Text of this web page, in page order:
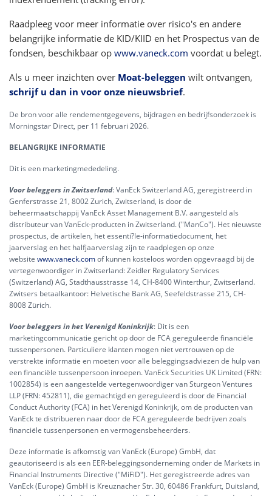
Raadpleeg voor meer informatie over risico's en andere
belangrijke informatie de KID/KIID en het Prospectus van de
fondsen, beschikbaar op www.vaneck.com voordat u belegt.
Als u meer inzichten over Moat-beleggen wilt ontvangen,
schrijf u dan in voor onze nieuwsbrief.
De bron voor alle rendementgegevens, bijdragen en bedrijfsonderzoek is
Morningstar Direct, per 11 februari 2026.
BELANGRIJKE INFORMATIE
Dit is een marketingmededeling.
Voor beleggers in Zwitserland: VanEck Switzerland AG, geregistreerd in
Genferstrasse 21, 8002 Zurich, Zwitserland, is door de
beheermaatschappij VanEck Asset Management B.V. aangesteld als
distributeur van VanEck-producten in Zwitserland. ("ManCo"). Het nieuwste
prospectus, de artikelen, het essenti?le-informatiedocument, het
jaarverslag en het halfjaarverslag zijn te raadplegen op onze
website www.vaneck.comof kunnen kosteloos worden opgevraagd bij de
vertegenwoordiger in Zwitserland: Zeidler Regulatory Services
(Switzerland) AG, Stadthausstrasse 14, CH-8400 Winterthur, Zwitserland.
Zwitsers betaalkantoor: Helvetische Bank AG, Seefeldstrasse 215, CH-
8008 Zürich.
Voor beleggers in het Verenigd Koninkrijk: Dit is een
marketingcommunicatie gericht op door de FCA gereguleerde financiële
tussenpersonen. Particuliere klanten mogen niet vertrouwen op de
verstrekte informatie en moeten voor alle beleggingsadviezen de hulp van
een financiële tussenpersoon inroepen. VanEck Securities UK Limited (FRN:
1002854) is een aangestelde vertegenwoordiger van Sturgeon Ventures
LLP (FRN: 452811), die gemachtigd en gereguleerd is door de Financial
Conduct Authority (FCA) in het Verenigd Koninkrijk, om de producten van
VanEck te distribueren naar door de FCA gereguleerde bedrijven zoals
financiële tussenpersonen en vermogensbeheerders.
Deze informatie is afkomstig van VanEck (Europe) GmbH, dat
geautoriseerd is als een EER-beleggingsonderneming onder de Markets in
Financial Instruments Directive ("MiFiD"). Het geregistreerde adres van
VanEck (Europe) GmbH is Kreuznacher Str. 30, 60486 Frankfurt, Duitsland,